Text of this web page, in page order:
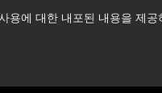
에 대한 내포된 내용을 제
적으로 운영되고 있습니